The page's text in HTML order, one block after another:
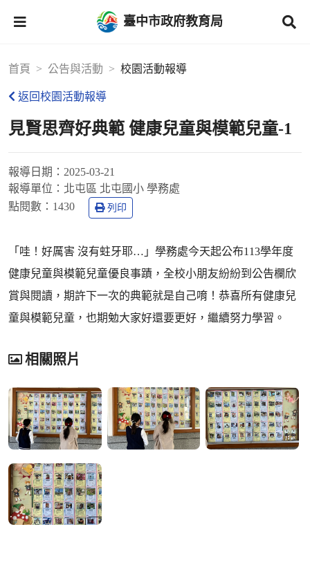
臺中市政府教育局
首頁 公告與活動 校園活動報導
返回校園活動報導
見賢思齊好典範 健康兒童與模範兒童-1
報導日期： 2025-03-21
報導單位： 北屯區 北屯國小 學務處
點閱數： 1430 列印
「哇！好厲害 沒有蛀牙耶…」學務處今天起公布113學年度
健康兒童與模範兒童優良事蹟，全校小朋友紛紛到公告欄欣
賞與閱讀，期許下一次的典範就是自己唷！恭喜所有健康兒
童與模範兒童，也期勉大家好還要更好，繼續努力學習。
相關照片